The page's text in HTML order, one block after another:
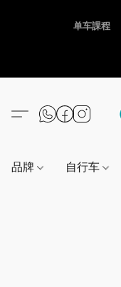
单车課程
品牌 自行车